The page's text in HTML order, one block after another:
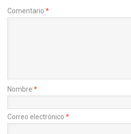
Comentario *
Nombre *
Correo electrónico *